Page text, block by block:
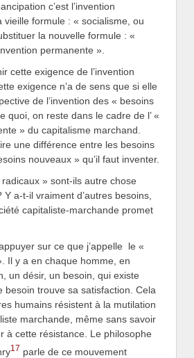
c’est l’invention
vieille formule : « socialisme, ou
la nouvelle formule : «
permanente ».
cette exigence de l’invention
exigence n’a de sens que si elle
de l’invention des « besoins
quoi, on reste dans le cadre de l’ «
» du capitalisme marchand.
une différence entre les besoins
nouveaux » qu’il faut inventer.
» sont-ils autre chose
Y a-t-il vraiment d’autres besoins,
capitaliste-marchande promet
sur ce que j’appelle le «
Il y a en chaque homme, en
un désir, un besoin, qui existe
besoin trouve sa satisfaction. Cela
humains résistent à la mutilation
marchande, même sans savoir
à cette résistance. Le philosophe
17 parle de ce mouvement